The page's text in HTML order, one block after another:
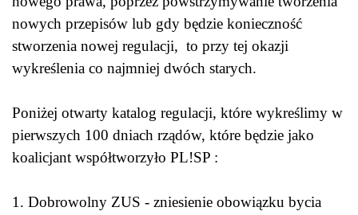
nowych przepisów lub gdy będzie konieczność
stworzenia nowej regulacji, to przy tej okazji
wykreślenia co najmniej dwóch starych.
Poniżej otwarty katalog regulacji, które wykreślimy w
pierwszych 100 dniach rządów, które będzie jako
koalicjant współtworzyło PL!SP :
1. Dobrowolny ZUS - zniesienie obowiązku bycia